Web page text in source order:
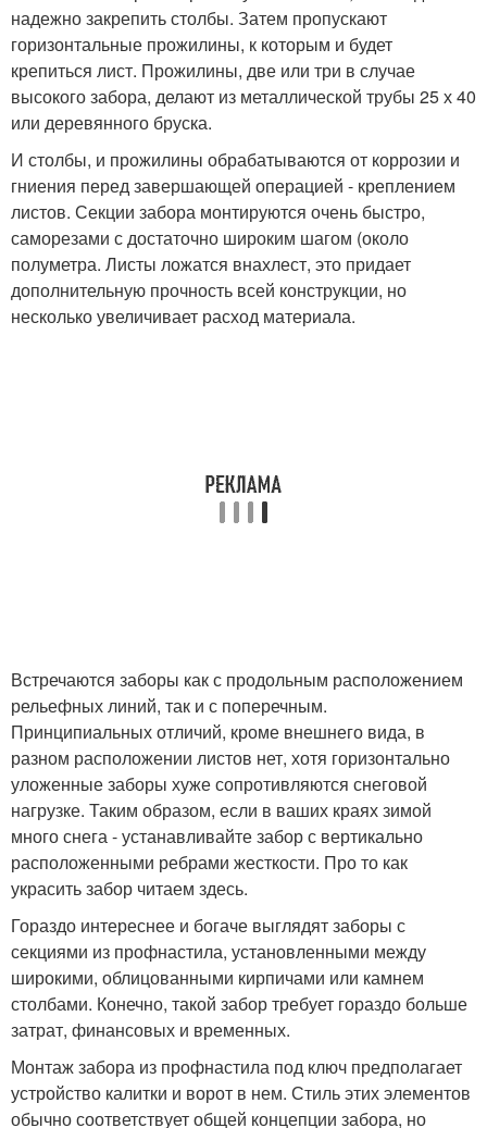
надежно закрепить столбы. Затем пропускают
горизонтальные прожилины, к которым и будет
крепиться лист. Прожилины, две или три в случае
высокого забора, делают из металлической трубы 25 х 40
или деревянного бруска.
И столбы, и прожилины обрабатываются от коррозии и
гниения перед завершающей операцией - креплением
листов. Секции забора монтируются очень быстро,
саморезами с достаточно широким шагом (около
полуметра. Листы ложатся внахлест, это придает
дополнительную прочность всей конструкции, но
несколько увеличивает расход материала.
Встречаются заборы как с продольным расположением
рельефных линий, так и с поперечным.
Принципиальных отличий, кроме внешнего вида, в
разном расположении листов нет, хотя горизонтально
уложенные заборы хуже сопротивляются снеговой
нагрузке. Таким образом, если в ваших краях зимой
много снега - устанавливайте забор с вертикально
расположенными ребрами жесткости. Про то как
украсить забор читаем здесь.
Гораздо интереснее и богаче выглядят заборы с
секциями из профнастила, установленными между
широкими, облицованными кирпичами или камнем
столбами. Конечно, такой забор требует гораздо больше
затрат, финансовых и временных.
Монтаж забора из профнастила под ключ предполагает
устройство калитки и ворот в нем. Стиль этих элементов
обычно соответствует общей концепции забора, но